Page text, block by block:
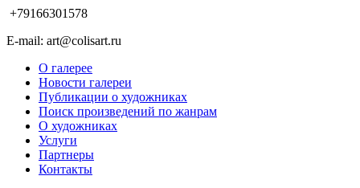
+79166301578
E-mail: art@colisart.ru
О галерее
Новости галереи
Публикации о художниках
Поиск произведений по жанрам
О художниках
Услуги
Партнеры
Контакты